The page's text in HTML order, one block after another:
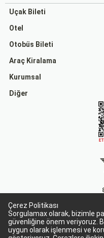
Çerez Politikası
Sorgulamax olarak, bizimle
güvenliğine önem veriyoruz.
uygun olarak işlenmesi ve
Uçak Bileti
Otel
Otobüs Bileti
Araç Kiralama
Kurumsal
Diğer